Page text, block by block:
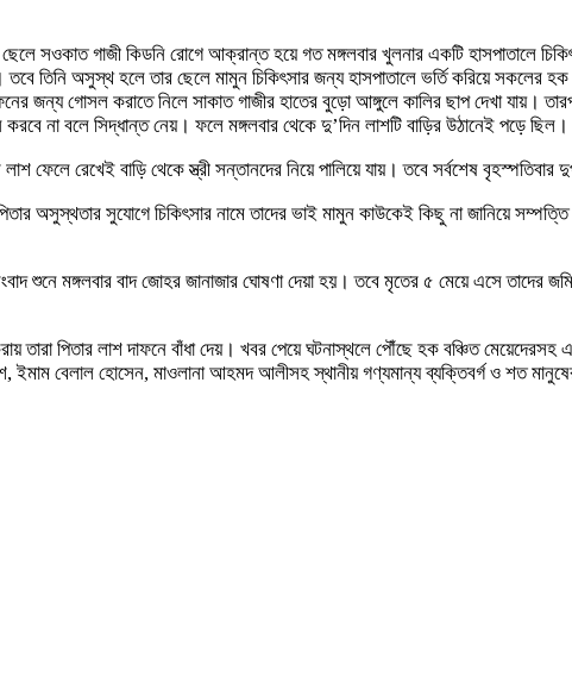
সওকাত গাজী কিডনি রোগে আক্রান্ত হয়ে গত মঙ্গলবার খুলনার একটি হাসপাতালে
তিনি অসুস্থ হলে তার ছেলে মামুন চিকিৎসার জন্য হাসপাতালে ভর্তি করিয়ে
জন্য গোসল করাতে নিলে সাকাত গাজীর হাতের বুড়ো আঙ্গুলে কালির ছাপ দেখা যায়।
না বলে সিদ্ধান্ত নেয়। ফলে মঙ্গলবার থেকে দু’দিন লাশটি বাড়ির উঠানেই পড়ে ছিল।
ফেলে রেখেই বাড়ি থেকে স্ত্রী সন্তানদের নিয়ে পালিয়ে যায়। তবে সর্বশেষ
সুযোগে চিকিৎসার নামে তাদের ভাই মামুন কাউকেই কিছু না জানিয়ে সম্পত্তি
শুনে মঙ্গলবার বাদ জোহর জানাজার ঘোষণা দেয়া হয়। তবে মৃতের ৫ মেয়ে এসে তাদের
পিতার লাশ দাফনে বাঁধা দেয়। খবর পেয়ে ঘটনাস্থলে পৌঁছে হক বঞ্চিত মেয়েদেরসহ
ইমাম বেলাল হোসেন, মাওলানা আহমদ আলীসহ স্থানীয় গণ্যমান্য ব্যক্তিবর্গ ও শত